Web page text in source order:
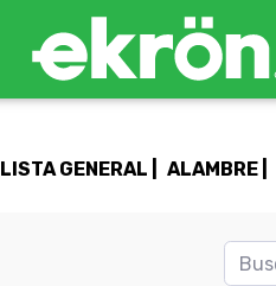
LISTA GENERAL | ALAMBRE |